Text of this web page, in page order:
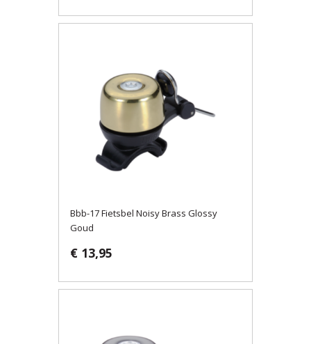
Bbb-17 Fietsbel Noisy Brass Glossy
Goud
€ 13,95